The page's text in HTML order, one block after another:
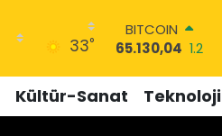
33°
BITCOIN
65.130,04 1.2
47,7069
0.17
EURO
Kültür-Sanat Teknoloji